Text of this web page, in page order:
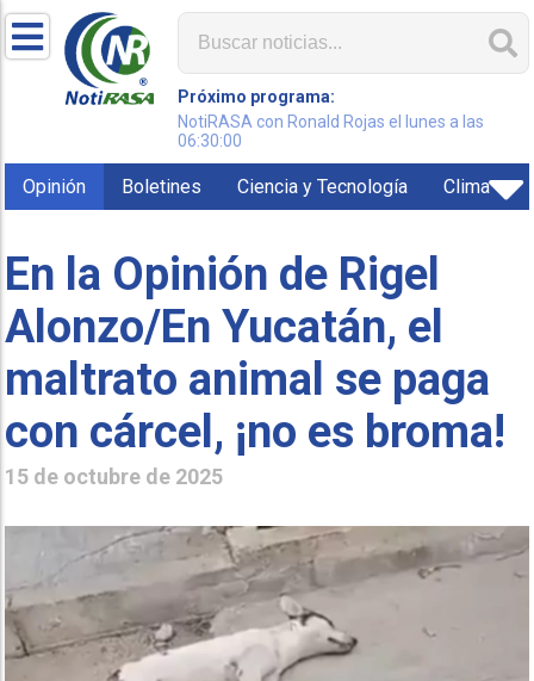
Próximo programa:
NotiRASA con Ronald Rojas el lunes a las
06:30:00
Opinión Boletines Ciencia y Tecnología Clima
En la Opinión de Rigel
Alonzo/En Yucatán, el
maltrato animal se paga
con cárcel, ¡no es broma!
15 de octubre de 2025